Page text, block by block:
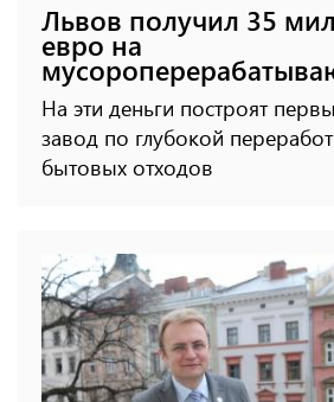
Львов получил 35
евро на
На эти деньги построят
завод по глубокой
бытовых отходов